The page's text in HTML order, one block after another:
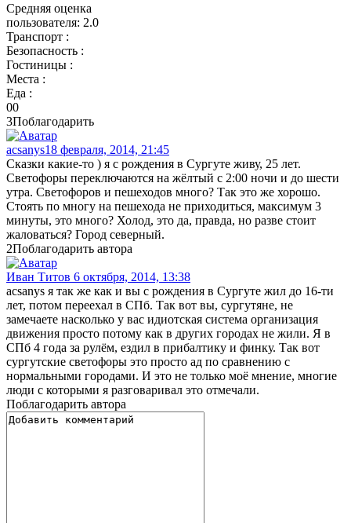
Средняя оценка
пользователя: 2.0
Транспорт :
Безопасность :
Гостиницы :
Места :
Еда :
00
3Поблагодарить
acsanys18 февраля, 2014, 21:45
Сказки какие-то ) я с рождения в Сургуте живу, 25 лет.
Светофоры переключаются на жёлтый с 2:00 ночи и до шести
утра. Светофоров и пешеходов много? Так это же хорошо.
Стоять по многу на пешехода не приходиться, максимум 3
минуты, это много? Холод, это да, правда, но разве стоит
жаловаться? Город северный.
2Поблагодарить автора
Иван Титов 6 октября, 2014, 13:38
acsanys я так же как и вы с рождения в Сургуте жил до 16-ти
лет, потом переехал в СПб. Так вот вы, сургутяне, не
замечаете насколько у вас идиотская система организация
движения просто потому как в других городах не жили. Я в
СПб 4 года за рулём, ездил в прибалтику и финку. Так вот
сургутские светофоры это просто ад по сравнению с
нормальными городами. И это не только моё мнение, многие
люди с которыми я разговаривал это отмечали.
Поблагодарить автора